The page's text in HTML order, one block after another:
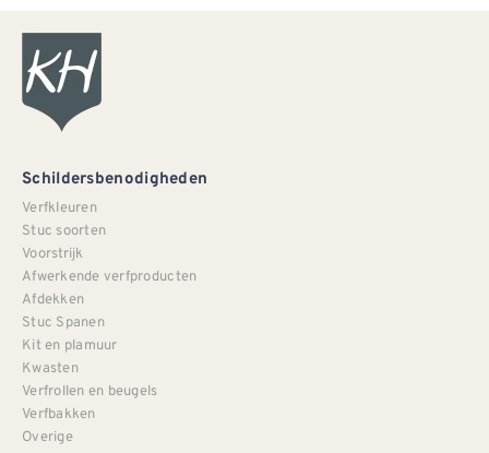
Schildersbenodigheden
Verfkleuren
Stuc soorten
Voorstrijk
Afwerkende verfproducten
Afdekken
Stuc Spanen
Kit en plamuur
Kwasten
Verfrollen en beugels
Verfbakken
Overige